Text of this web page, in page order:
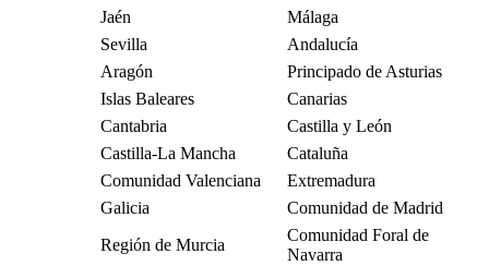
Jaén
Málaga
Sevilla
Andalucía
Aragón
Principado de Asturias
Islas Baleares
Canarias
Cantabria
Castilla y León
Castilla-La Mancha
Cataluña
Comunidad Valenciana
Extremadura
Galicia
Comunidad de Madrid
Región de Murcia
Comunidad Foral de
Navarra